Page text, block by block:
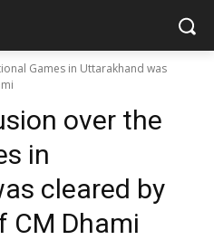
Games in Uttarakhand was
over the
in
cleared by
CM Dhami